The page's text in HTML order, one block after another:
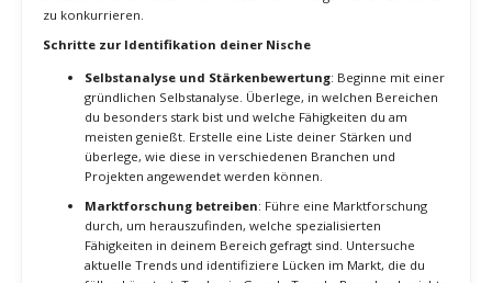
Warum die Identifikation deiner Nische wichtig ist
Eine gut definierte Nische hilft dir, deine Marke zu stärken und dich
erhöht deine Attraktivität für potenzielle Kunden, die spezialisierte
Fähigkeiten suchen, und ermöglicht es dir, höhere Preise für deine
Dienstleistungen zu verlangen. Eine klare Nische reduziert auch den
Wettbewerb, da du dich auf einen spezifischen Markt konzentrierst,
anstatt mit einer Vielzahl von Freelancern in allgemeinen Bereichen
zu konkurrieren.
Schritte zur Identifikation deiner Nische
Selbstanalyse und Stärkenbewertung: Beginne mit einer
gründlichen Selbstanalyse. Überlege, in welchen Bereichen